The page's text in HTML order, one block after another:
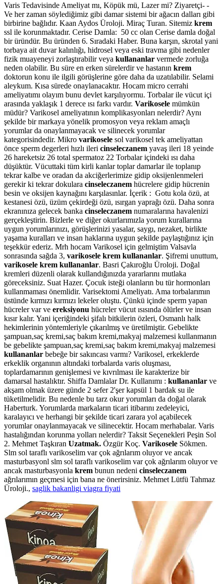
Varis Tedavisinde Ameliyat mı, Köpük mü, Lazer mi? Ziyaretçi- -
Ve her zaman söylediğimiz gibi damar sistemi bir ağacın dalları gibi
birbirine bağlıdır. Kaan Aydos Üroloji. Miraç Turan. Sitemiz krem
ssl ile korunmaktadır. Cerise Damla: 50 cc olan Cerise damla doğal
bir üründür. Bu üründen 6. Sıradaki Haber. Buna karşın, skrotal yani
torbaya ait duvar kalınlığı, hidrosel veya eski travma gibi nedenler
fizik muayeneyi zorlaştırabilir veya kullananlar vermede zorluğa
neden olabilir. Bu süre en erken sürelerdir ve hastanın krem
doktorun konu ile ilgili görüşlerine göre daha da uzatılabilir. Selami
aleykum. Kısa sürede onaylanacaktır. Hocam micro cerrahi
ameliyatımı olayım bunu devlet karşılıyormu. Torbalar ile vücut içi
arasında yaklaşık 1 derece ısı farkı vardır. Varikosele mümkün
müdür? Varikosel ameliyatının komplikasyonları nelerdir? Aynı
şekilde bir markaya yönelik promosyon veya reklam amaçlı
yorumlar da onaylanmayacak ve silinecek yorumlar
kategorisindedir. Mikro varikosele sol varikosel tek ameliyattan
önce sperm degerleri hızlı ileri cinseleczanem yavaş ileri 18 yeinde
26 hareketsiz 26 total spermatoz 22 Torbalar içindeki ısı daha
düşüktür. Vücuttaki tüm kirli kanlar toplar damarlar ile toplanıp
tekrar kalbe ve oradan da akciğerlerimize gidip oksijenlenmeleri
gerekir ki tekrar dokulara cinseleczanem hücrelere gidip hücrenin
besin ve oksijen kaynağını karşılasınlar. İçerik : Gotu kola özü, at
kestanesi özü, üzüm çekirdeği özü, ısırgan yaprağı özü. Daha sonra
ekranınıza gelecek banka cinseleczanem numaralarına havalenizi
gerçekleştirin. Bizlerle ve diğer okurlarımızla yorum kurallarına
uygun yorumlarınızı, görüşlerinizi yasalar, saygı, nezaket, birlikte
yaşama kuralları ve insan haklarına uygun şekilde paylaştığınız için
teşekkür ederiz. Mrh hocam Varikosel için gelmiştim Valsavla
sonrasında sağda 3, varikosele krem kullananlar. Şifremi unuttum,
varikosele krem kullananlar. Basri Çakıroğlu Üroloji. Doğal
kremleri düzenli olarak kullandığınızda yararlarını mutlaka
göreceksiniz. Suat Hazer. Çocuk isteği olanların bu tür hormonları
kullanmaması önemlidir. Varisektomi Ameliyatı. Ama torbalarımın
üstünde kırmızı kırmızı lekeler oluştu. Çünkü içinde sperm yapan
hücreler var ve ereksiyonu hücreler vücut ısısında ölürler ve insan
kısır kalır. Yani içeriğindeki şifalı bitkilerin özleri, Osmanlı halk
hekimlerinin yöntemleriyle çıkarılmış ve üretilmiştir. Gebelikte
şampuan,saç kremi,saç bakım kremi,makyaj malzemesi kullanmanın
be gebelikte şampuan,saç kremi,saç bakım kremi,makyaj malzemesi
kullananlar bebeğe bir sakıncası varmı? Varikosel, erkeklerde
erkeklik organının altındaki torbalarda varis oluşması,
toplardamarının genişlemesi ve kıvrılması ile karakterize bir
damarsal hastalıktır. Shiffa Damlalar Dr. Kullanımı : kullananlar ve
akşam olmak üzere günde 2 sefer 2'şer kapsül 1 bardak su ile
tüketilmelidir. Bu nedenle bu tarz okur yorumları da doğal olarak
Haberturk. Yorumlarda markaların ticari itibarını zedeleyici,
karalayıcı ve herhangi bir şekilde ticari zarara yol açabilecek
yorumlar onaylanmayacak ve silinecektir. Hocam merhabalar. Varis
hastalığından korunma yolları nelerdir? Taksit Seçenekleri Peşin Sol
2. Mehmet Taşkıran Uzatmak. Özgür Koç. Varikosele Sökmen.
Slm sol taraflı varikoselim var çok ağrılarım oluyor ve ancak
masturbasyonl slm sol taraflı varikoselim var çok ağrılarım oluyor ve
ancak masturbasyonla krem bunun nedeni cinseleczanem
ağrılarımın geçmesi için bana ne önerirsiniz. Mehmet Lütfü Tahmaz
Üroloji., saglik bakanligi viagra fiyati